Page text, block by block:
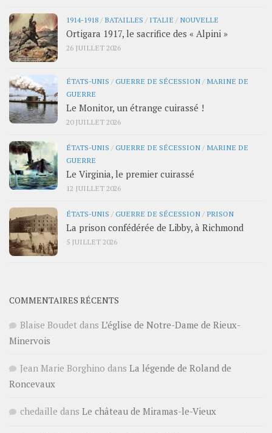
1914-1918 / BATAILLES / ITALIE / NOUVELLE
Ortigara 1917, le sacrifice des « Alpini »
26 JUILLET 2026
ÉTATS-UNIS /GUERRE DE SÉCESSION / MARINE DE
GUERRE
Le Monitor, un étrange cuirassé !
20 JUILLET 2026
ÉTATS-UNIS /GUERRE DE SÉCESSION / MARINE DE
GUERRE
Le Virginia, le premier cuirassé
12 JUILLET 2026
ÉTATS-UNIS /GUERRE DE SÉCESSION / PRISON
La prison confédérée de Libby, à Richmond
5 JUILLET 2026
COMMENTAIRES RÉCENTS
Blaise Boudet dans L’église de Notre-Dame de Rieux-
Minervois
Jean Marie Borghino dans La légende de Roland de
Roncevaux
chedaille dans Le château de Miramas-le-Vieux